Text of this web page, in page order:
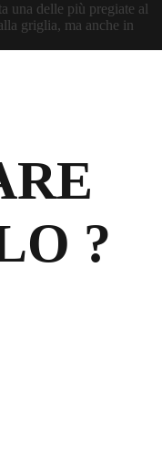
una delle più pregiate al
griglia, ma anche in
?